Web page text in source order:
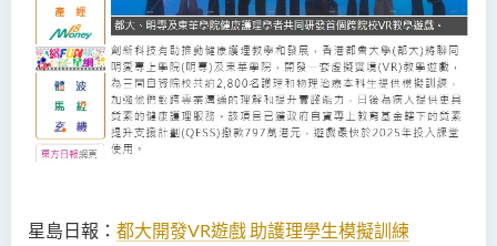
星島日報： 都大開發VR遊戲 助護理學生模擬訓練